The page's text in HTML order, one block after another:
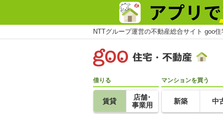
NTTグループ運営の不動産総合サイト goo
借りる
賃貸
店舗･
事業用
マンションを買う
新築 中